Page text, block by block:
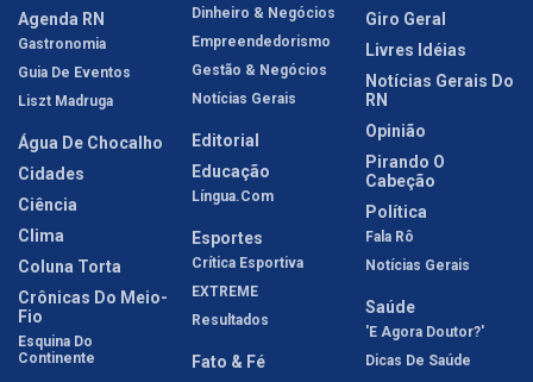
Agenda RN
Gastronomia
Guia De Eventos
Liszt Madruga
Água De Chocalho
Cidades
Ciência
Clima
Coluna Torta
Crônicas Do Meio-
Fio
Esquina Do
Continente
Dinheiro & Negócios
Empreendedorismo
Gestão & Negócios
Notícias Gerais
Editorial
Educação
Língua.com
Esportes
Crítica Esportiva
EXTREME
Resultados
Fato & Fé
Giro Geral
Livres Idéias
Notícias Gerais Do
RN
Opinião
Pirando O
Cabeção
Política
Fala Rô
Notícias Gerais
Saúde
'E Agora Doutor?'
Dicas De Saúde